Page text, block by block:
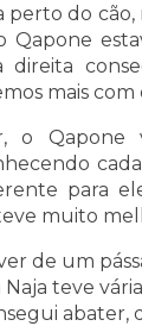
perto do
Qapone
mais com
o Qapone
para
muito
de um
teve
abater,